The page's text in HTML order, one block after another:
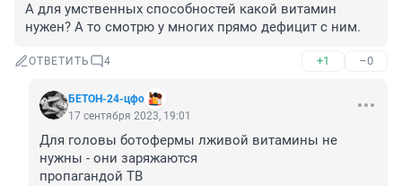
А для умственных способностей какой витамин
нужен? А то смотрю у многих прямо дефицит с ним.
ОТВЕТИТЬ 4 +1 –0
БЕТОН-24-цфо
17 сентября 2023, 19:01
Для головы ботофермы лживой витамины не
нужны - они заряжаются
пропагандой ТВ